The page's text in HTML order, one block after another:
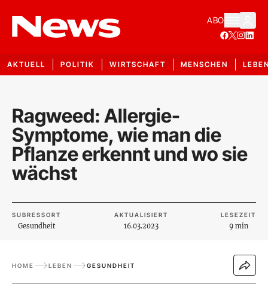
ABO
AKTUELL POLITIK WIRTSCHAFT MENSCHEN
Ragweed: Allergie-
Symptome, wie man die
Pflanze erkennt und wo sie
wächst
SUBRESSORT
Gesundheit
AKTUALISIERT
16.03.2023
LESEZEIT
9 min
HOME LEBEN GESUNDHEIT